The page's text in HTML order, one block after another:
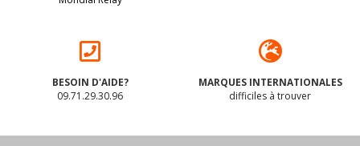
BESOIN D'AIDE?
09.71.29.30.96
MARQUES INTERNATIONALES
difficiles à trouver